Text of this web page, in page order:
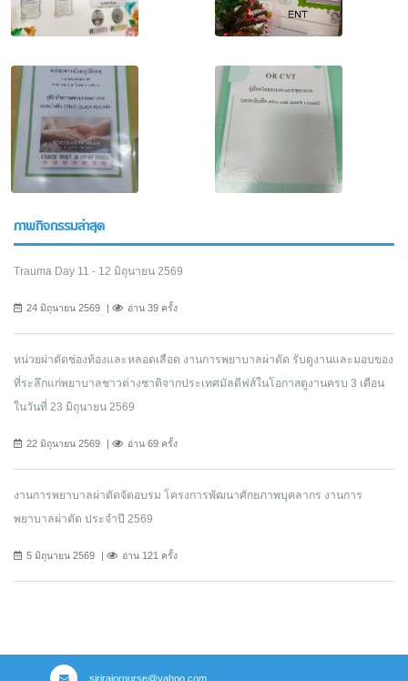
ภาพกิจกรรมล่าสุด
Trauma Day 11 - 12 มิถุนายน 2569
24 มิถุนายน 2569 อ่าน 39 ครั้ง
หน่วยผ่าตัดช่องท้องและหลอดเลือด งานการพยาบาลผ่าตัด รับดูงานและมอบของ
ที่ระลึกแก่พยาบาลชาวต่างชาติจากประเทศมัลดีฟส์ในโอกาสดูงานครบ 3 เดือน
ในวันที่ 23 มิถุนายน 2569
22 มิถุนายน 2569 อ่าน 69 ครั้ง
งานการพยาบาลผ่าตัดจัดอบรม โครงการพัฒนาศักยภาพบุคลากร งานการ
พยาบาลผ่าตัด ประจำปี 2569
5 มิถุนายน 2569 อ่าน 121 ครั้ง
sirirajornurse@yahoo.com